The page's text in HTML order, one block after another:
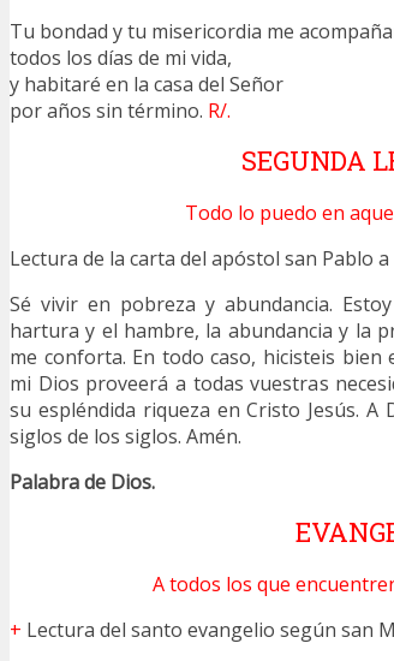
Tu bondad y tu misericordia me
todos los días de mi vida,
y habitaré en la casa del Señor
por años sin término. R/.
SEGUNDA
Todo lo puedo en
Lectura de la carta del apóstol san Pablo
Sé vivir en pobreza y abundancia.
hartura y el hambre, la abundancia y la
me conforta. En todo caso, hicisteis
mi Dios proveerá a todas vuestras
su espléndida riqueza en Cristo Jesús.
siglos de los siglos. Amén.
Palabra de Dios.
A todos los que
+ Lectura del santo evangelio según san